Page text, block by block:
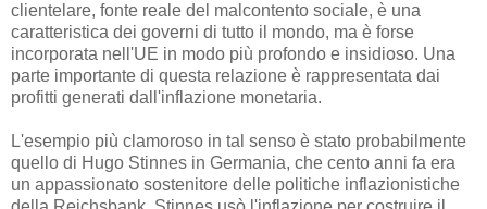
clientelare, fonte reale del malcontento sociale, è una
caratteristica dei governi di tutto il mondo, ma è forse
incorporata nell'UE in modo più profondo e insidioso. Una
parte importante di questa relazione è rappresentata dai
profitti generati dall'inflazione monetaria.
L'esempio più clamoroso in tal senso è stato probabilmente
quello di Hugo Stinnes in Germania, che cento anni fa era
un appassionato sostenitore delle politiche inflazionistiche